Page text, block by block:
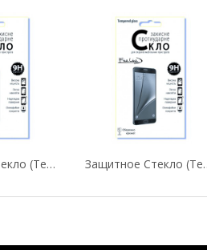
Защитное Стекло (Tempered Glass) "FINE LINE"... Защитное